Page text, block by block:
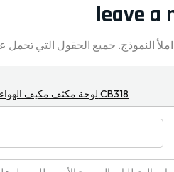
leave a
861313 لوحة مكثف مكيف الهواء لخلاط ساني CB318